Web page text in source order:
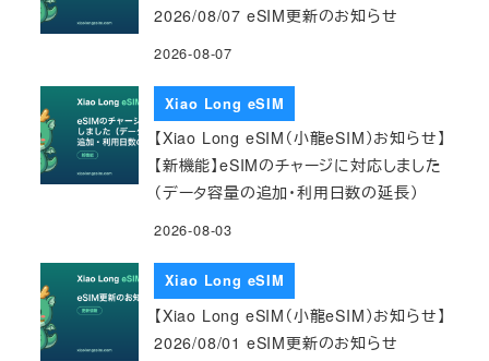
2026/08/07 eSIM更新のお知らせ
2026-08-07
Xiao Long eSIM
【Xiao Long eSIM（小龍eSIM）お知らせ】
【新機能】eSIMのチャージに対応しました
（データ容量の追加・利用日数の延長）
2026-08-03
Xiao Long eSIM
【Xiao Long eSIM（小龍eSIM）お知らせ】
2026/08/01 eSIM更新のお知らせ